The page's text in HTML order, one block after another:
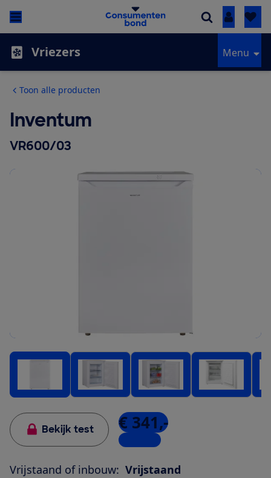
Inloggen
Vriezers Menu
Toon alle producten
Inventum
VR600/03
Bekijk test € 341,-
5 winkels
Vrijstaand of inbouw: Vrijstaand